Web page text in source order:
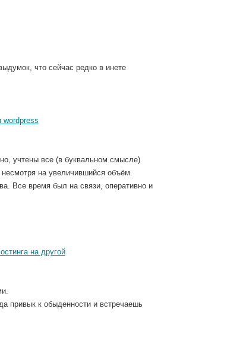
что сейчас редко в инете
wordpress
учтены все (в буквальном смысле)
на увеличившийся объём.
Все время был на связи, оперативно и
на другой
привык к обыденности и встречаешь